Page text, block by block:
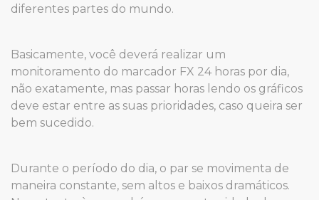
diferentes partes do mundo.
Basicamente, você deverá realizar um
monitoramento do marcador FX 24 horas por dia,
não exatamente, mas passar horas lendo os gráficos
deve estar entre as suas prioridades, caso queira ser
bem sucedido.
Durante o período do dia, o par se movimenta de
maneira constante, sem altos e baixos dramáticos.